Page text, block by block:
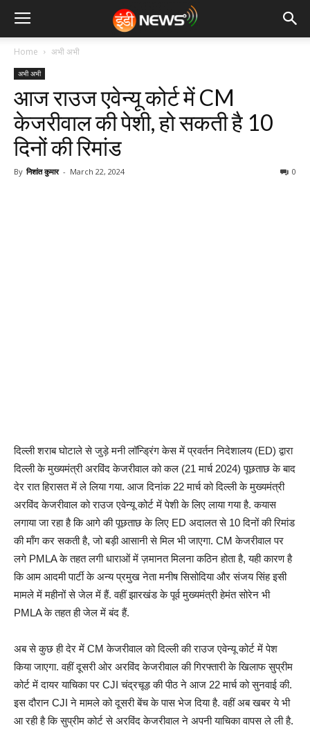
Home अभी अभी
अभी अभी
आज राउज एवेन्यू कोर्ट में CM
केजरीवाल की पेशी, हो सकती है 10
दिनों की रिमांड
By निशांत कुमार - March 22, 2024 0
दिल्ली शराब घोटाले से जुड़े मनी लॉन्ड्रिंग केस में प्रवर्तन निदेशालय (ED) द्वारा
दिल्ली के मुख्यमंत्री अरविंद केजरीवाल को कल (21 मार्च 2024) पूछताछ के बाद
देर रात हिरासत में ले लिया गया. आज दिनांक 22 मार्च को दिल्ली के मुख्यमंत्री
अरविंद केजरीवाल को राउज एवेन्यू कोर्ट में पेशी के लिए लाया गया है. कयास
लगाया जा रहा है कि आगे की पूछताछ के लिए ED अदालत से 10 दिनों की रिमांड
की माँग कर सकती है, जो बड़ी आसानी से मिल भी जाएगा. CM केजरीवाल पर
लगे PMLA के तहत लगी धाराओं में ज़मानत मिलना कठिन होता है, यही कारण है
कि आम आदमी पार्टी के अन्य प्रमुख नेता मनीष सिसोदिया और संजय सिंह इसी
मामले में महीनों से जेल में हैं. वहीं झारखंड के पूर्व मुख्यमंत्री हेमंत सोरेन भी
PMLA के तहत ही जेल में बंद हैं.
अब से कुछ ही देर में CM केजरीवाल को दिल्ली की राउज एवेन्यू कोर्ट में पेश
किया जाएगा. वहीं दूसरी ओर अरविंद केजरीवाल की गिरफ्तारी के खिलाफ सुप्रीम
कोर्ट में दायर याचिका पर CJI चंद्रचूड़ की पीठ ने आज 22 मार्च को सुनवाई की.
इस दौरान CJI ने मामले को दूसरी बेंच के पास भेज दिया है. वहीं अब खबर ये भी
आ रही है कि सुप्रीम कोर्ट से अरविंद केजरीवाल ने अपनी याचिका वापस ले ली है.